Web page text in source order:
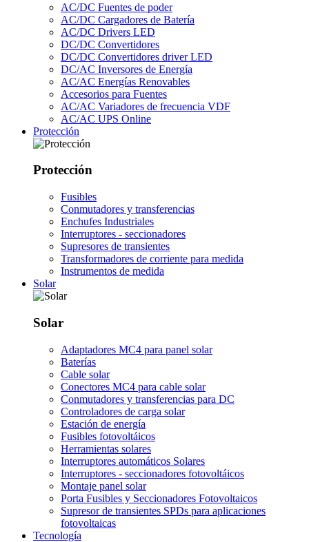
AC/DC Fuentes de poder
AC/DC Cargadores de Batería
AC/DC Drivers LED
DC/DC Convertidores
DC/DC Convertidores driver LED
DC/AC Inversores de Energía
AC/AC Energías Renovables
Accesorios para Fuentes
AC/AC Variadores de frecuencia VDF
AC/AC UPS Online
Protección
Protección
Fusibles
Conmutadores y transferencias
Enchufes Industriales
Interruptores - seccionadores
Supresores de transientes
Transformadores de corriente para medida
Instrumentos de medida
Solar
Solar
Adaptadores MC4 para panel solar
Baterías
Cable solar
Conectores MC4 para cable solar
Conmutadores y transferencias para DC
Controladores de carga solar
Estación de energía
Fusibles fotovoltáicos
Herramientas solares
Interruptores automáticos Solares
Interruptores - seccionadores fotovoltáicos
Montaje panel solar
Porta Fusibles y Seccionadores Fotovoltaicos
Supresor de transientes SPDs para aplicaciones
fotovoltaicas
Tecnología